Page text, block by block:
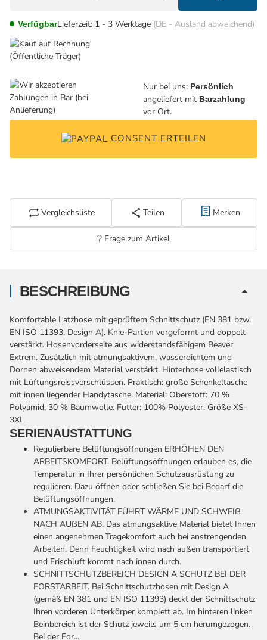
VerfügbarLieferzeit: 1 - 3 Werktage (DE - Ausland abweichend)
Nur bei uns: Persönlich
angeliefert mit Barzahlung
vor Ort.
CONSENT ERTEILEN
Vergleichsliste Teilen Merken
Frage zum Artikel
BESCHREIBUNG
Komfortable Latzhose mit geprüftem Schnittschutz (EN 381 bzw.
EN ISO 11393, Design A). Knie-Partien vorgeformt und doppelt
verstärkt. Hosenvorderseite aus widerstandsfähigem Beaver
Extrem. Zusätzlich mit atmungsaktivem, wasserdichtem und
Dornen abweisendem Material verstärkt. Hinterhose vollelastisch
mit Lüftungsreissverschlüssen. Praktisch: große Schenkeltasche
mit innen liegender Handytasche. Material: Oberstoff: 70 %
Polyamid, 30 % Baumwolle. Futter: 100% Polyester. Größe XS-
3XL
SERIENAUSTATTUNG
Regulierbare Belüftungsöffnungen ERHÖHEN DEN
ARBEITSKOMFORT. Belüftungsöffnungen erlauben es, die
Temperatur in Ihrer persönlichen Schutzausrüstung zu
regulieren. Dazu öffnen oder schließen Sie bei Bedarf die
Belüftungsöffnungen.
ATMUNGSAKTIVITÄT FÜHRT WÄRME UND SCHWEIß
NACH AUßEN AB. Das atmungsaktive Material bietet Ihnen
einen angenehmen Tragekomfort auch bei anstrengenden
Arbeiten. Denn Feuchtigkeit wird nach außen transportiert
und Frischluft kommt nach innen durch.
SCHNITTSCHUTZBEREICH DESIGN A SCHUTZ BEI DER
FORSTARBEIT. Bei Schnittschutzhosen mit Design A
(gemäß EN 381 und EN ISO 11393) deckt der Schnittschutz
Ihren vorderen Unterkörper komplett ab. Im hinteren linken
Beinbereich ist der Schutz jeweils um 5 cm herumgezogen.
Bei der For...